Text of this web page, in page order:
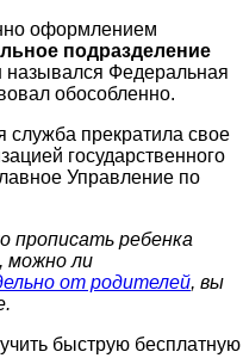
оформлением
подразделение
назывался Федеральная
обособленно.
служба прекратила свое
государственного
Управление по
прописать ребенка
можно ли
от родителей, вы
быструю бесплатную